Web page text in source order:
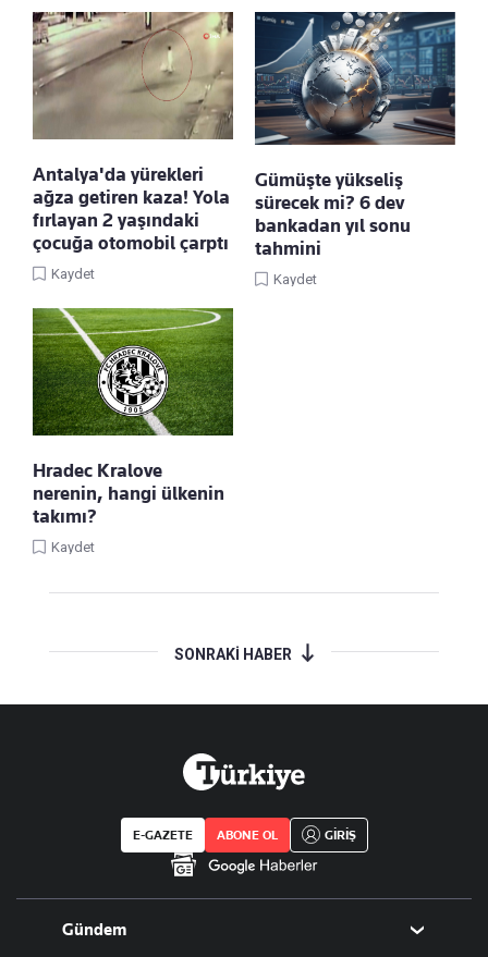
Antalya'da yürekleri
ağza getiren kaza! Yola
fırlayan 2 yaşındaki
çocuğa otomobil çarptı
Kaydet
Gümüşte yükseliş
sürecek mi? 6 dev
bankadan yıl sonu
tahmini
Kaydet
Hradec Kralove
nerenin, hangi ülkenin
takımı?
Kaydet
SONRAKİ HABER
E-GAZETE ABONE OL GİRİŞ
Gündem